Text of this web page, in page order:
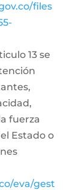
files
13 se
fuerza
Estado o
eva/gest